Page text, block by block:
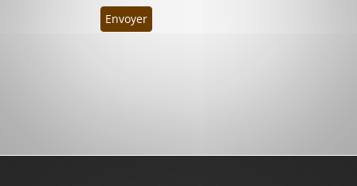
Envoyer